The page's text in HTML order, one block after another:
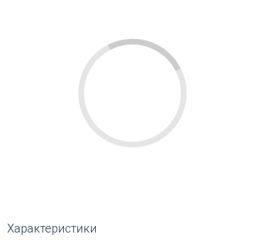
Характеристики